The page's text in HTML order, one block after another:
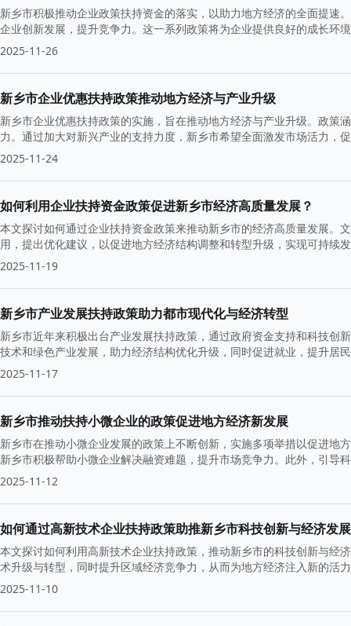
新乡市积极推动企业政策扶持资金的落实，以助力地方经济的全面提速
企业创新发展，提升竞争力。这一系列政策将为企业提供良好的成长环
活力。
2025-11-26
新乡市企业优惠扶持政策推动地方经济与产业升级
新乡市企业优惠扶持政策的实施，旨在推动地方经济与产业升级。政策
力。通过加大对新兴产业的支持力度，新乡市希望全面激发市场活力，
2025-11-24
如何利用企业扶持资金政策促进新乡市经济高质量发展？
本文探讨如何通过企业扶持资金政策来推动新乡市的经济高质量发展。
用，提出优化建议，以促进地方经济结构调整和转型升级，实现可持续
2025-11-19
新乡市产业发展扶持政策助力都市现代化与经济转型
新乡市近年来积极出台产业发展扶持政策，通过政府资金支持和科技创
技术和绿色产业发展，助力经济结构优化升级，同时促进就业，提升居
2025-11-17
新乡市推动扶持小微企业的政策促进地方经济新发展
新乡市在推动小微企业发展的政策上不断创新，实施多项举措以促进地
新乡市积极帮助小微企业解决融资难题，提升市场竞争力。此外，引导
2025-11-12
如何通过高新技术企业扶持政策助推新乡市科技创新与经济发
本文探讨如何利用高新技术企业扶持政策，推动新乡市的科技创新与经
术升级与转型，同时提升区域经济竞争力，从而为地方经济注入新的活
2025-11-10